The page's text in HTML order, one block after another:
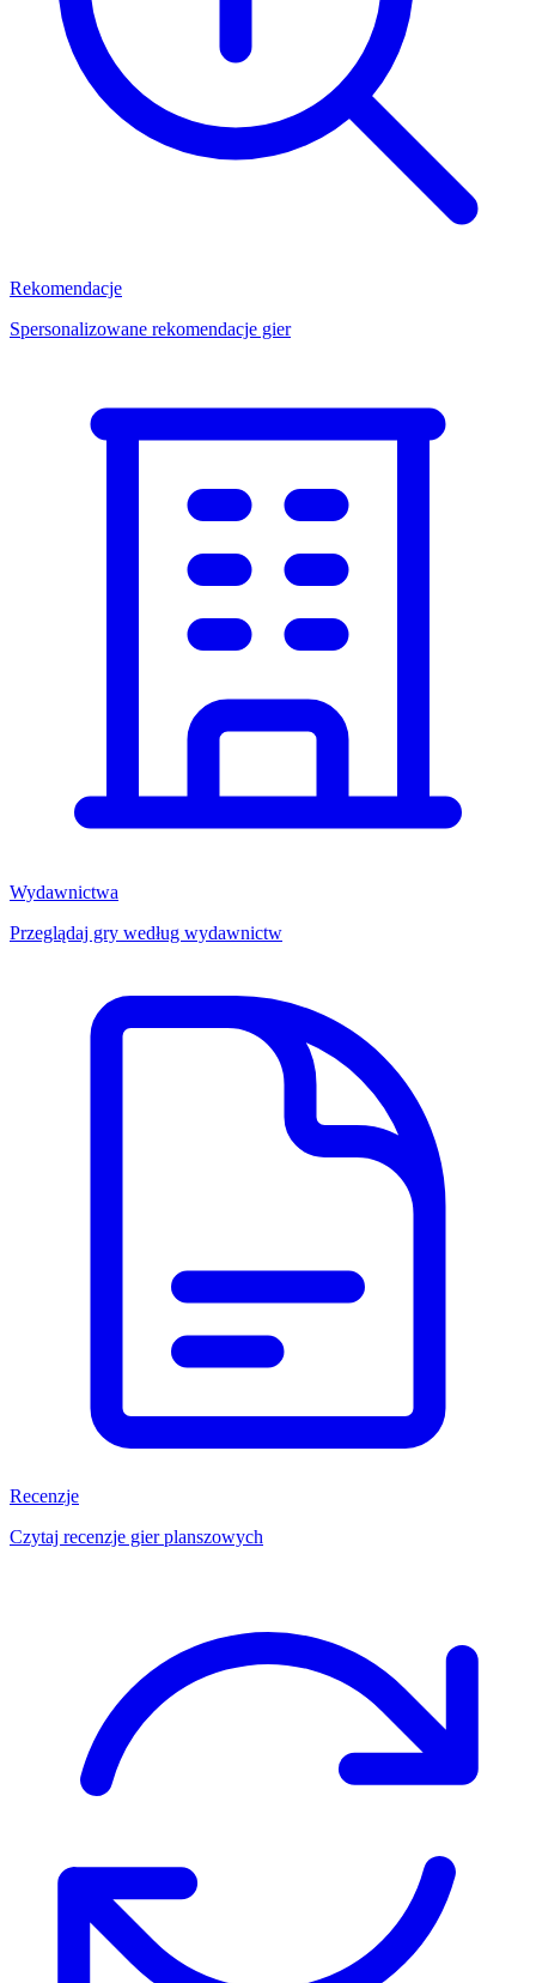
Rekomendacje
Spersonalizowane rekomendacje gier
Wydawnictwa
Przeglądaj gry według wydawnictw
Recenzje
Czytaj recenzje gier planszowych